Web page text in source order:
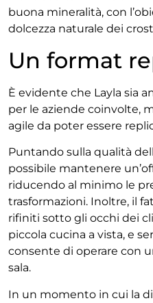
buona mineralità, con
dolcezza naturale dei
Un format
È evidente che Layla sia
per le aziende coinvolte,
agile da poter essere
Puntando sulla qualità
possibile mantenere
riducendo al minimo le
trasformazioni. Inoltre, il
rifiniti sotto gli occhi dei
piccola cucina a vista, e
consente di operare con
sala.
In un momento in cui la